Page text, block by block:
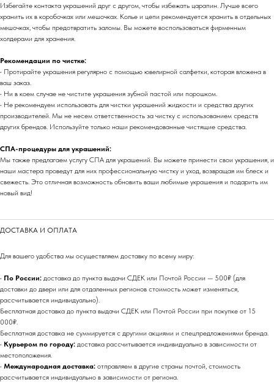
Избегайте контакта украшений друг с другом, чтобы избежать царапин. Лучше всего
хранить их в коробочках или мешочках. Колье и цепи рекомендуется хранить в отдельных
мешочках, чтобы предотвратить заломы. Вы можете воспользоваться фирменным
холдерами для хранения.
Рекомендации по чистке:
• Протирайте украшения регулярно с помощью ювелирной салфетки, которая вложена в
ваш заказ.
• Ни в коем случае не чистите украшения зубной пастой или порошком.
• Не рекомендуем использовать для чистки украшений жидкости и средства других
производителей. Мы не несем ответственность за чистку с использованием средств
других брендов. Используйте только наши рекомендованные чистящие средства.
СПА-процедуры для украшений:
Мы также предлагаем услугу СПА для украшений. Вы можете принести свои украшения, и
наши мастера проведут для них профессиональную чистку и уход, возвращая им блеск и
свежесть. Это отличная возможность обновить ваши любимые украшения и подарить им
новый вид!
ДОСТАВКА И ОПЛАТА
Для вашего удобства мы осуществляем доставку по всему миру:
• По России: доставка до пункта выдачи СДЕК или Почтой России — 500₽ (для
доставки до двери или для отдаленных регионов стоимость может изменяться,
рассчитывается индивидуально).
Бесплатная доставка до пункта выдачи СДЕК или Почтой России при покупке от 15
000₽.
Бесплатная доставка не суммируется с другими акциями и спецпредложениями бренда.
• Курьером по городу: доставка рассчитывается индивидуально в зависимости от
местоположения.
• Международная доставка: отправляем в другие страны почтой, стоимость
рассчитывается индивидуально в зависимости от региона.